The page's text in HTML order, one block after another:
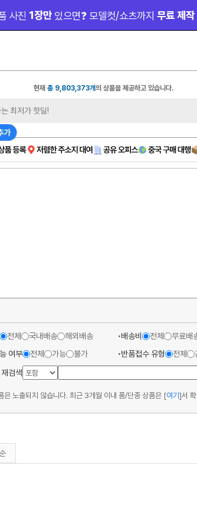
클랜 쇼핑몰 대표 연합 카페 🎉가입만 해도
현재총 9,803,373개의 상품을 제공하고 있습니다.
전체 국내배송 해외배송 배송비 전체 무료배
여부 전체 가능 불가 반품접수 유형 전체
검색
은 노출되지 않습니다. 최근 3개월 이내 품/단종 상품은 [여기]서